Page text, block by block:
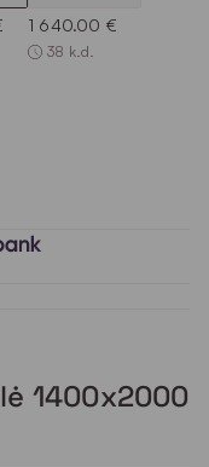
1 640.00 €
38 k.d.
1400x2000